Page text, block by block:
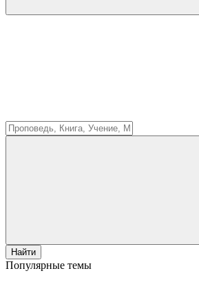
Найти
Популярные темы